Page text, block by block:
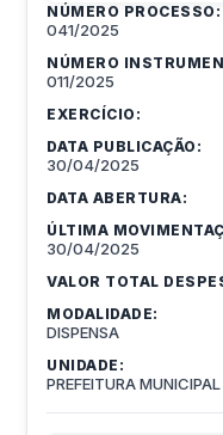
NÚMERO PROCESSO:
041/2025
NÚMERO
011/2025
EXERCÍCIO:
DATA PUBLICAÇÃO:
30/04/2025
DATA ABERTURA:
ÚLTIMA
30/04/2025
VALOR TOTAL
MODALIDADE:
DISPENSA
UNIDADE:
PREFEITURA